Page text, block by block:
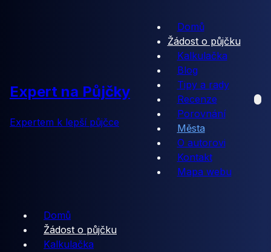
Expert na Půjčky
Expertem k lepší půjčce
Domů
Žádost o půjčku
Kalkulačka
Blog
Tipy a rady
Recenze
Porovnání
Města
O autorovi
Kontakt
Mapa webu
Domů
Žádost o půjčku
Kalkulačka